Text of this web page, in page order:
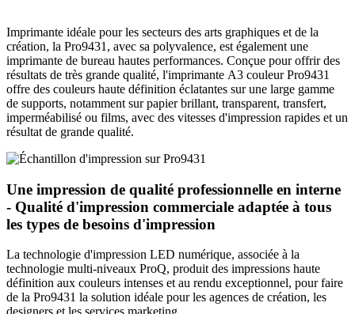
Imprimante idéale pour les secteurs des arts graphiques et de la
création, la Pro9431, avec sa polyvalence, est également une
imprimante de bureau hautes performances. Conçue pour offrir des
résultats de très grande qualité, l'imprimante A3 couleur Pro9431
offre des couleurs haute définition éclatantes sur une large gamme
de supports, notamment sur papier brillant, transparent, transfert,
imperméabilisé ou films, avec des vitesses d'impression rapides et un
résultat de grande qualité.
Une impression de qualité professionnelle en interne
- Qualité d'impression commerciale adaptée à tous
les types de besoins d'impression
La technologie d'impression LED numérique, associée à la
technologie multi-niveaux ProQ, produit des impressions haute
définition aux couleurs intenses et au rendu exceptionnel, pour faire
de la Pro9431 la solution idéale pour les agences de création, les